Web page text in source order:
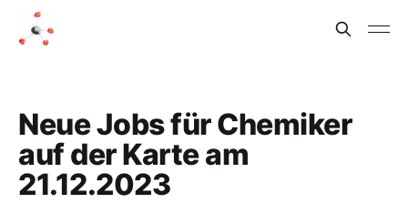
Neue Jobs für Chemiker
auf der Karte am
21.12.2023